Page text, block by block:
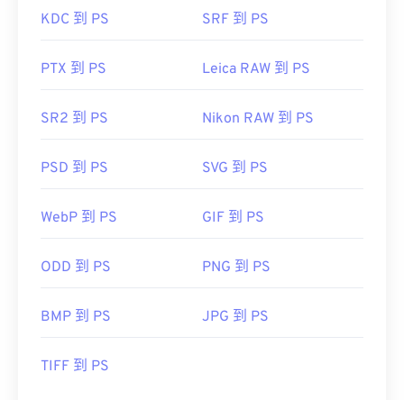
KDC 到 PS SRF 到 PS
PTX 到 PS Leica RAW 到 PS
SR2 到 PS Nikon RAW 到 PS
PSD 到 PS SVG 到 PS
WebP 到 PS GIF 到 PS
ODD 到 PS PNG 到 PS
BMP 到 PS JPG 到 PS
TIFF 到 PS